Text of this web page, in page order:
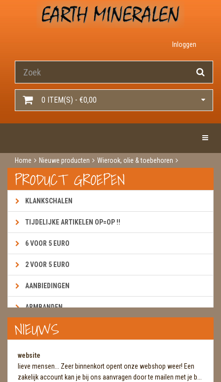
Inloggen
0 ITEM(S) - €0,00
Home Nieuwe producten
Wierook, olie & toebehoren
Wierook
Smudge stick
PRODUCT GROEPEN
KLANKSCHALEN
TIJDELIJKE ARTIKELEN OP=OP !!
6 VOOR 5 EURO
2 VOOR 5 EURO
AANBIEDINGEN
ARMBANDEN
BOEKEN & KAARTEN E.A.R.T.H.
BROEKZAKSTENEN
NIEUWS
website
lieve mensen... Zeer binnenkort opent onze webshop weer! Een
zakelijk account kan je bij ons aanvragen door te mailen met je b...